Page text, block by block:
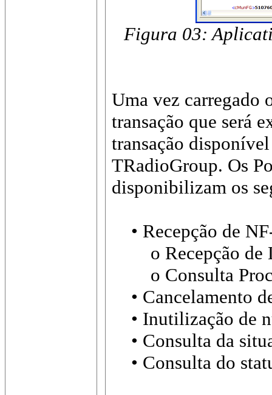
Figura 03:
Uma vez carregado
transação que será
transação
TRadioGroup. Os
disponibilizam os
• Recepção de
o Recepção de
o Consulta
• Cancelamento
• Inutilização de
• Consulta da
• Consulta do